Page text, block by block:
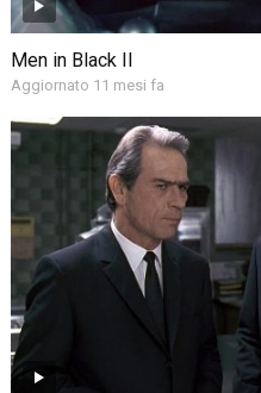
Men in Black II
Aggiornato 11 mesi fa